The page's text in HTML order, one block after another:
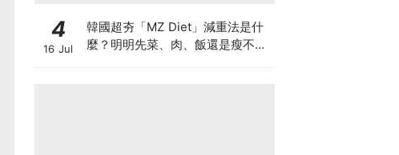
4
16 Jul
韓國超夯「MZ Diet」減重法是什
麼？明明先菜、肉、飯還是瘦不下